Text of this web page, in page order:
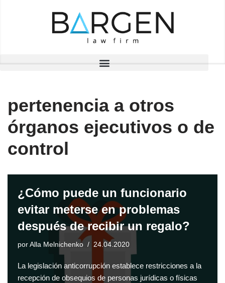
pertenencia a otros
órganos ejecutivos o de
control
¿Cómo puede un funcionario
evitar meterse en problemas
después de recibir un regalo?
por Alla Melnichenko 24.04.2020
La legislación anticorrupción establece restricciones a la
recepción de obsequios de personas jurídicas o físicas